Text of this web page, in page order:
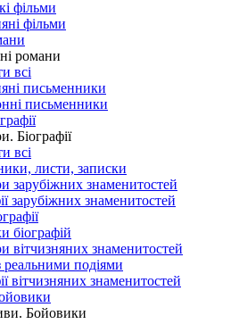
фільми
фільми
романи
всі
письменники
письменники
Біографії
всі
листи, записки
зарубіжних знаменитостей
зарубіжних знаменитостей
біографій
вітчизняних знаменитостей
реальними подіями
вітчизняних знаменитостей
Бойовики